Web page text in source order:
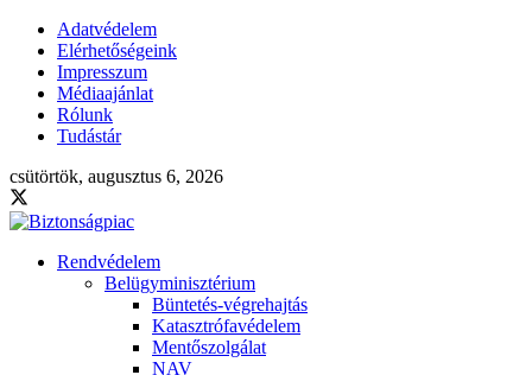
Adatvédelem
Elérhetőségeink
Impresszum
Médiaajánlat
Rólunk
Tudástár
csütörtök, augusztus 6, 2026
Rendvédelem
Belügyminisztérium
Büntetés-végrehajtás
Katasztrófavédelem
Mentőszolgálat
NAV